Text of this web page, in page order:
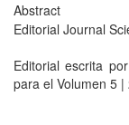
Abstract
Editorial Journal
Editorial escrita
para el Volumen 5 |